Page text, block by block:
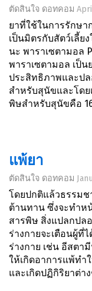
ตัดสินใจ ดอทคอม
ยาที่ใช้ในการรักษา
เป็นมิตรกับสัตว์เลี้ย
นะ พาราเซตามอล
พาราเซตามอล เป็
ประสิทธิภาพและป
สำหรับสุนัขและโดย
พิษสำหรับสุนัขคือ
แพ้ยา
ตัดสินใจ ดอทคอม
โดยปกติแล้วธรรมช
ต้านทาน ซึ่งจะทำห
สารพิษ สิ่งแปลกปล
ร่างกายจะเตือนผู้ที่
ร่างกาย เช่น อีสตา
ให้เกิดอาการแพ้ทำ
และเกิดปฏิกิริยาต่าง